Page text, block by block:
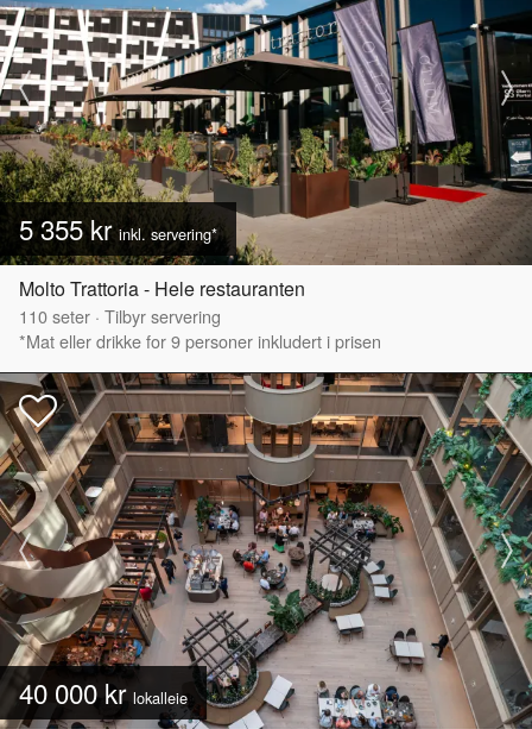
5 355 krinkl. servering*
Molto Trattoria - Hele restauranten
110seter · Tilbyr servering
*Mat eller drikke for 9 personer inkludert i prisen
40 000 kr lokalleie